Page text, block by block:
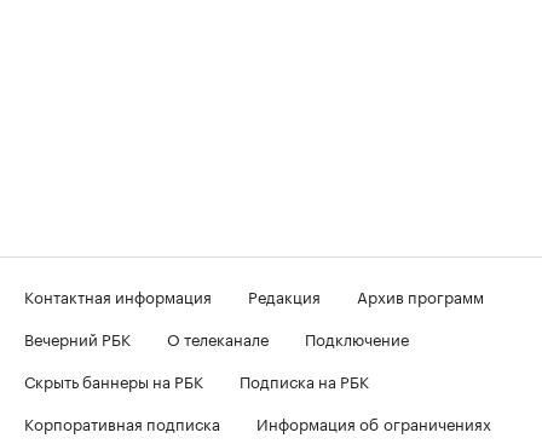
Контактная информация Редакция
Архив программ
Вечерний РБК
О телеканале
Подключение
Скрыть баннеры на РБК
Подписка на РБК
Корпоративная подписка
Информация об ограничениях